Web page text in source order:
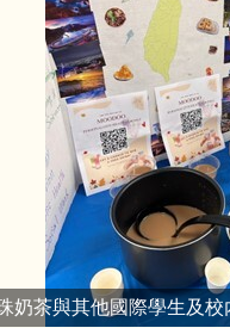
奶茶與其他國際學生及